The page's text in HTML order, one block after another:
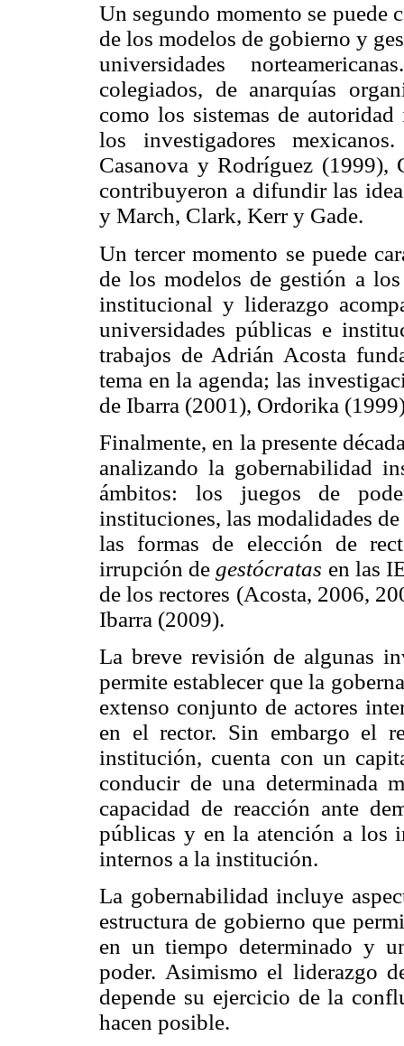
Un segundo momento se
de los modelos de gobierno y
universidades
colegiados, de anarquías
como los sistemas de
los investigadores
Casanova y Rodríguez (1999),
contribuyeron a difundir las
y March, Clark, Kerr y Gade.
Un tercer momento se puede
de los modelos de gestión a
institucional y liderazgo
universidades públicas e
trabajos de Adrián Acosta
tema en la agenda; las
de Ibarra (2001), Ordorika
Finalmente, en la presente
analizando la gobernabilidad
ámbitos: los juegos de
instituciones, las modalidades
las formas de elección de
irrupción degestócratas en las
de los rectores (Acosta, 2006,
Ibarra (2009).
La breve revisión de algunas
permite establecer que la
extenso conjunto de actores
en el rector. Sin embargo el
institución, cuenta con un
conducir de una determinada
capacidad de reacción ante
públicas y en la atención a los
internos a la institución.
La gobernabilidad incluye
estructura de gobierno que
en un tiempo determinado y
poder. Asimismo el liderazgo
depende su ejercicio de la
hacen posible.